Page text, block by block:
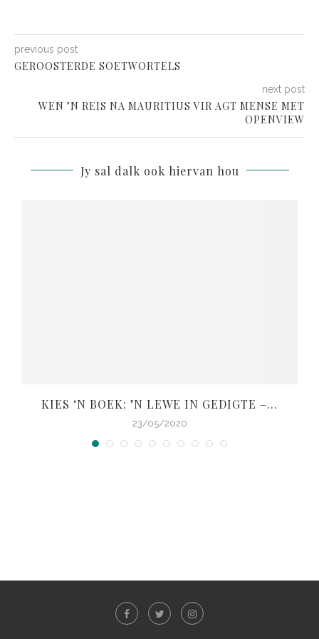
previous post
GEROOSTERDE SOETWORTELS
next post
WEN ’N REIS NA MAURITIUS VIR AGT MENSE MET
OPENVIEW
Jy sal dalk ook hiervan hou
KIES ‘N BOEK: ’N LEWE IN GEDIGTE –...
23/05/2020